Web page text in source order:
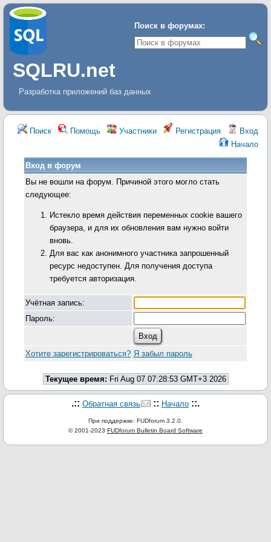
Поиск в форумах:
SQLRU.net
Разработка приложений баз данных
Поиск Помощь Участники Регистрация
Вход
Начало
Вход в форум
Вы не вошли на форум. Причиной этого могло стать
следующее:
Истекло время действия переменных cookie вашего
браузера, и для их обновления вам нужно войти
вновь.
Для вас как анонимного участника запрошенный
ресурс недоступен. Для получения доступа
требуется авторизация.
Учётная запись:
Пароль:
Хотите зарегистрироваться? Я забыл пароль
Текущее время: Fri Aug 07 07:28:53 GMT+3 2026
.:: Обратная связь :: Начало ::.
При поддержке: FUDforum 3.2.0.
© 2001-2023 FUDforum Bulletin Board Software